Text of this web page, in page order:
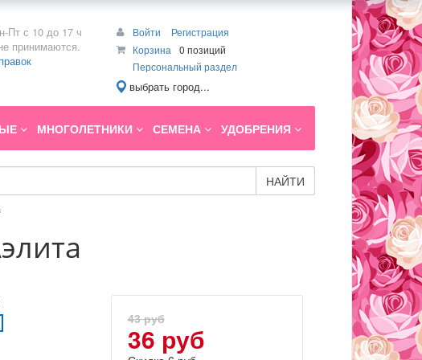
Пт с 10 до 17 ч
принимаются.
Войти
Регистрация
Корзина
0 позиций
Персональный раздел
выбрать город...
МНОГОЛЕТНИКИ СЕМЕНА УДОБРЕНИЯ
НАЙТИ
43 руб
36 руб